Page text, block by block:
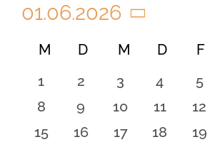
01.06.2026
Datum
wählen.
Kalender
von
Veranstaltungen
M MONTAG
D DIENSTAG
M MITTWOCH
D F
0
Veranstaltungen
1
0
Veranstaltungen
2
0
Veranstaltungen
3
0
4
0
5
0
Veranstaltungen
8
0
Veranstaltungen
9
0
Veranstaltungen
10
0
11
0
12
0
15
0
16
0
17
0
18
0
19